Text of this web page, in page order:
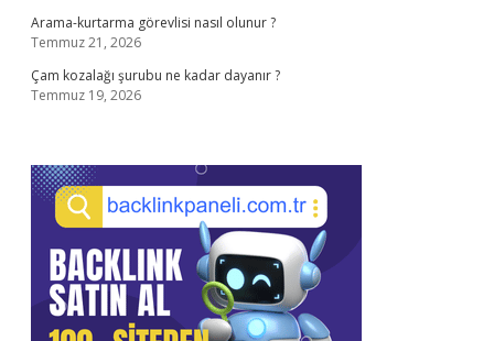
Arama-kurtarma görevlisi nasıl olunur ?
Temmuz 21, 2026
Çam kozalağı şurubu ne kadar dayanır ?
Temmuz 19, 2026